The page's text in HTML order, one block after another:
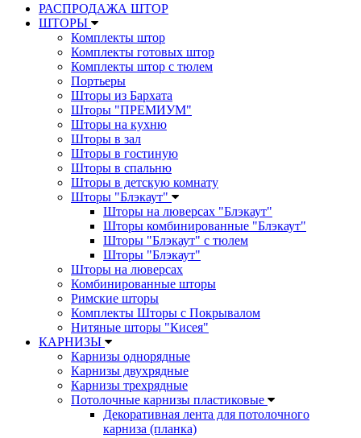
РАСПРОДАЖА ШТОР
ШТОРЫ
Комплекты штор
Комплекты готовых штор
Комплекты штор с тюлем
Портьеры
Шторы из Бархата
Шторы "ПРЕМИУМ"
Шторы на кухню
Шторы в зал
Шторы в гостиную
Шторы в спальню
Шторы в детскую комнату
Шторы "Блэкаут"
Шторы на люверсах "Блэкаут"
Шторы комбинированные "Блэкаут"
Шторы "Блэкаут" с тюлем
Шторы "Блэкаут"
Шторы на люверсах
Комбинированные шторы
Римские шторы
Комплекты Шторы c Покрывалом
Нитяные шторы "Кисея"
КАРНИЗЫ
Карнизы однорядные
Карнизы двухрядные
Карнизы трехрядные
Потолочные карнизы пластиковые
Декоративная лента для потолочного
карниза (планка)